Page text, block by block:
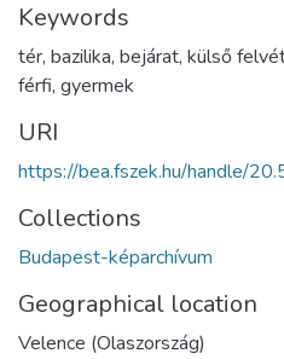
Keywords
tér, bazilika, bejárat, külső
férfi, gyermek
URI
https://bea.fszek.hu/handle/
Collections
Budapest-képarchívum
Geographical location
Velence (Olaszország)